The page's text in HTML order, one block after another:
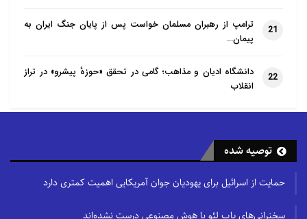
21
ترامپ از رهبران مسلمان خواست پس از پایان جنگ ایران به
پیمان…
22
دانشگاه ادیان و مذاهب؛ گامی در تحقق «حوزهٔ پیشرو» در تراز
انقلاب
توصیه شده
حمایت از اسرائیل برای یهودیان جوان آمریکایی اهمیت کمتری دارد
سخنرانی‌های پاپ لئو با هوش مصنوعی درست نشده‌اند